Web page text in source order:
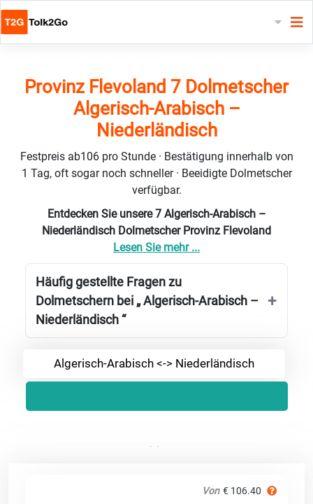
Provinz Flevoland 7 Dolmetscher
Algerisch-Arabisch –
Niederländisch
Festpreis ab106 pro Stunde · Bestätigung innerhalb von
1 Tag, oft sogar noch schneller · Beeidigte Dolmetscher
verfügbar.
Entdecken Sie unsere 7 Algerisch-Arabisch –
Niederländisch Dolmetscher Provinz Flevoland
Lesen Sie mehr ...
Häufig gestellte Fragen zu
Dolmetschern bei „ Algerisch-Arabisch –
Niederländisch “
Algerisch-Arabisch <-> Niederländisch
Von € 106.40